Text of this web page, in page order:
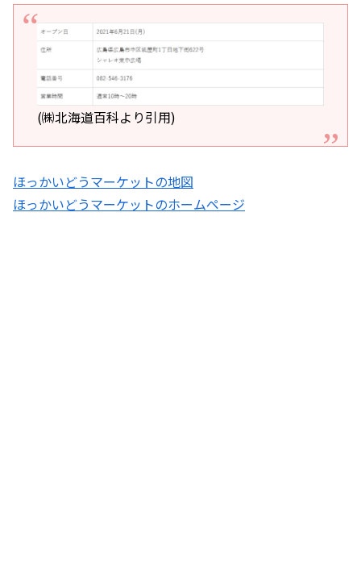
(㈱北海道百科より引用)
ほっかいどうマーケットの地図
ほっかいどうマーケットのホームページ